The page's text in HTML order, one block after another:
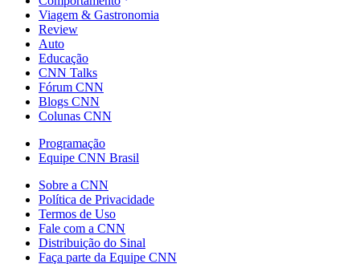
Viagem & Gastronomia
Review
Auto
Educação
CNN Talks
Fórum CNN
Blogs CNN
Colunas CNN
Programação
Equipe CNN Brasil
Sobre a CNN
Política de Privacidade
Termos de Uso
Fale com a CNN
Distribuição do Sinal
Faça parte da Equipe CNN